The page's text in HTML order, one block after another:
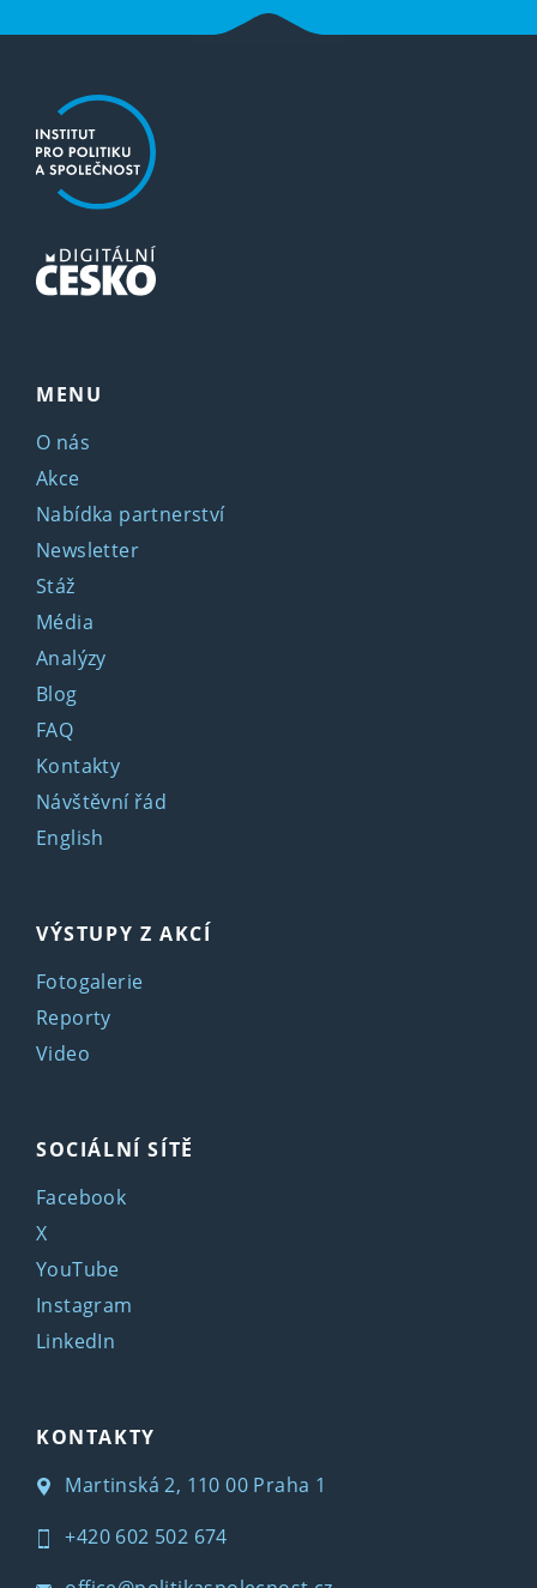
MENU
O nás
Akce
Nabídka partnerství
Newsletter
Stáž
Média
Analýzy
Blog
FAQ
Kontakty
Návštěvní řád
English
VÝSTUPY Z AKCÍ
Fotogalerie
Reporty
Video
SOCIÁLNÍ SÍTĚ
Facebook
X
YouTube
Instagram
LinkedIn
KONTAKTY
Martinská 2, 110 00 Praha 1
+420 602 502 674